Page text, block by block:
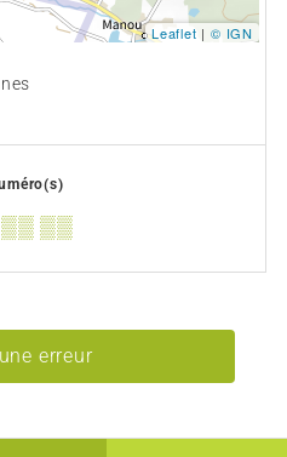
Leaflet | © IGN
▒▒
erreur